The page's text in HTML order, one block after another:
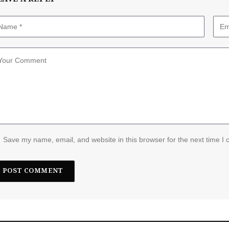
Save my name, email, and website in this browser for the next time I